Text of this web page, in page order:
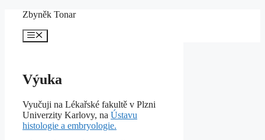
PřeskočitZbyněk Tonar
Menu
Výuka
Vyučuji na Lékařské fakultě v Plzni
Univerzity Karlovy, na Ústavu
histologie a embryologie.